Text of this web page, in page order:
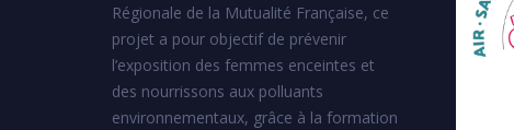
Régionale de la Mutualité Française, ce
projet a pour objectif de prévenir
l’exposition des femmes enceintes et
des nourrissons aux polluants
environnementaux, grâce à la formation